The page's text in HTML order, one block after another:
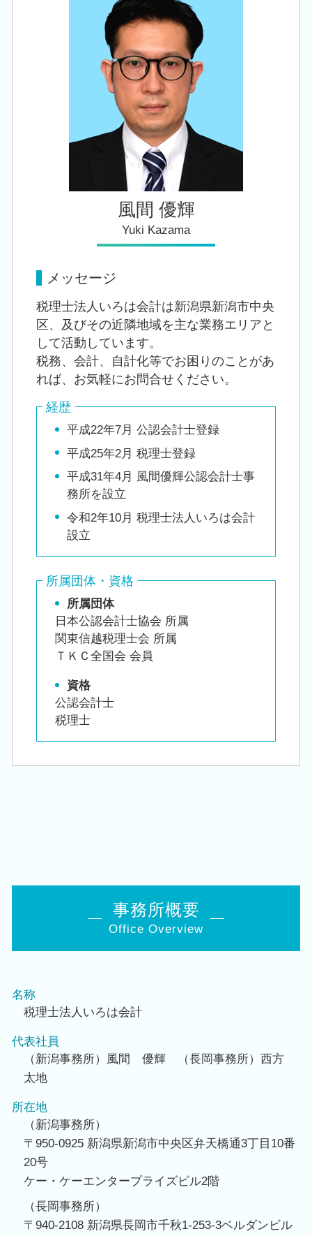
相続時精算課税制度 デメリット
自社株 事業承継
事業承継 相続
贈与税 申告 税理士
税務顧問 税理士 相談 燕市
税務顧問 税理士 相談 三条市
会社設立 税理士 相談 田上町
創業支援 税理士 相談 長岡市
会社設立 税理士 相談 白山駅
会社設立 税理士 相談 三条市
税務顧問 税理士 相談 新潟駅
風間 優輝
Yuki Kazama
メッセージ
税理士法人いろは会計は新潟県新潟市中央
区、及びその近隣地域を主な業務エリアと
して活動しています。
税務、会計、自計化等でお困りのことがあ
れば、お気軽にお問合せください。
経歴
平成22年7月 公認会計士登録
平成25年2月 税理士登録
平成31年4月 風間優輝公認会計士事
務所を設立
令和2年10月 税理士法人いろは会計
設立
所属団体・資格
所属団体
日本公認会計士協会 所属
関東信越税理士会 所属
ＴＫＣ全国会 会員
資格
公認会計士
税理士
事務所概要
Office Overview
名称
税理士法人いろは会計
代表社員
（新潟事務所）風間 優輝 （長岡事務所）西方
太地
所在地
（新潟事務所）
〒950-0925 新潟県新潟市中央区弁天橋通3丁目10番
20号
ケー・ケーエンタープライズビル2階
（長岡事務所）
〒940-2108 新潟県長岡市千秋1-253-3ベルダンビル